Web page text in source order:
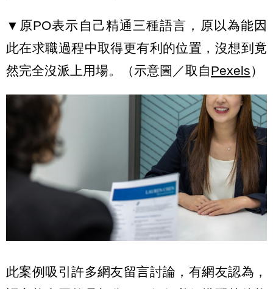
▼原PO表示自己精通三種語言，原以為能因
此在求職過程中取得更有利的位置，沒想到竟
然完全沒派上用場。（示意圖／取自Pexels）
此案例吸引許多網友留言討論，有網友認為，